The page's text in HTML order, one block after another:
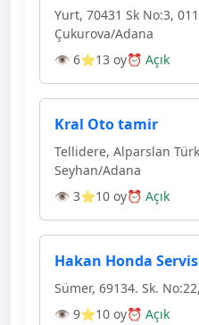
Yurt, 70431 Sk No:3,
Çukurova/Adana
👁 6⭐13 oy⏰ Açık
Kral Oto tamir
Tellidere, Alparslan
Seyhan/Adana
👁 3⭐10 oy⏰ Açık
Hakan Honda
Sümer, 69134. Sk.
👁 9⭐10 oy⏰ Açık